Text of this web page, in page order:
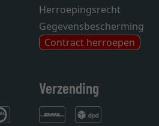
Herroepingsrecht
Gegevensbescherming
Contract herroepen
Verzending